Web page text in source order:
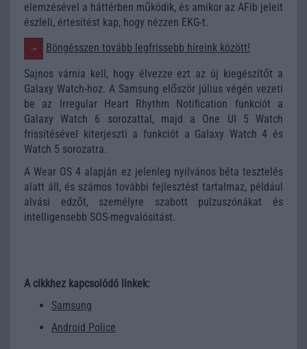
elemzésével a háttérben működik, és amikor az AFib jeleit
észleli, értesítést kap, hogy nézzen EKG-t.
Böngésszen tovább legfrissebb híreink között!
Sajnos várnia kell, hogy élvezze ezt az új kiegészítőt a
Galaxy Watch-hoz. A Samsung először július végén vezeti
be az Irregular Heart Rhythm Notification funkciót a
Galaxy Watch 6 sorozattal, majd a One UI 5 Watch
frissítésével kiterjeszti a funkciót a Galaxy Watch 4 és
Watch 5 sorozatra.
A Wear OS 4 alapján ez jelenleg nyilvános béta tesztelés
alatt áll, és számos további fejlesztést tartalmaz, például
alvási edzőt, személyre szabott pulzuszónákat és
intelligensebb SOS-megvalósítást.
A cikkhez kapcsolódó linkek:
Samsung
Android Police